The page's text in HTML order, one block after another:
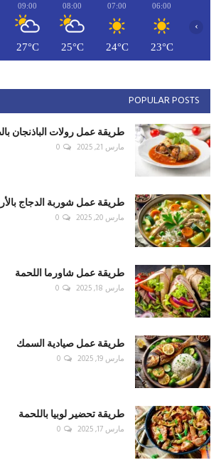
06:00
23°C
07:00
24°C
08:00
25°C
09:00
27°C
›
POPULAR POSTS
طريقة عمل رولات الباذنجان
مارس 21, 2025 0
طريقة عمل شوربة الدجاج
مارس 20, 2025 0
طريقة عمل شاورما اللحمة
مارس 18, 2025 0
طريقة عمل صيادية السمك
مارس 19, 2025 0
طريقة تحضير لوبيا باللحمة
مارس 17, 2025 0